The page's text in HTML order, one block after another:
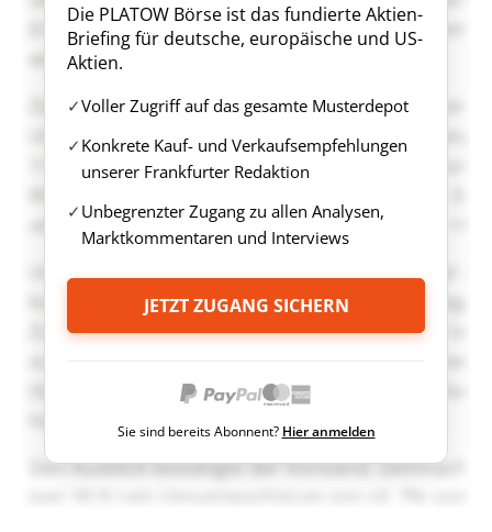
Die PLATOW Börse ist das fundierte Aktien-
Briefing für deutsche, europäische und US-
Aktien.
Voller Zugriff auf das gesamte Musterdepot
Konkrete Kauf- und Verkaufsempfehlungen
unserer Frankfurter Redaktion
Unbegrenzter Zugang zu allen Analysen,
Marktkommentaren und Interviews
JETZT ZUGANG SICHERN
Sie sind bereits Abonnent? Hier anmelden